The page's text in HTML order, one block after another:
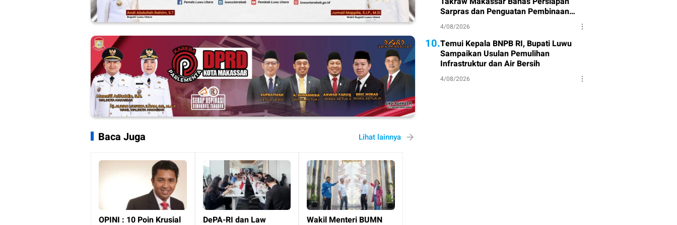
Baca Juga Lihat lainnya
OPINI : 10 Poin Krusial
DePA-RI dan Law
Wakil Menteri BUMN
Sarpras dan Penguatan Pembinaan
Atlet
4/08/2026
10.Temui Kepala BNPB RI, Bupati Luwu
Sampaikan Usulan Pemulihan
Infrastruktur dan Air Bersih
4/08/2026